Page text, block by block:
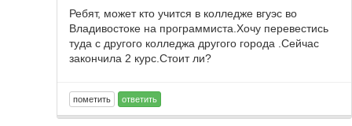
Ребят, может кто учится в колледже вгуэс во
Владивостоке на программиста.Хочу перевестись
туда с другого колледжа другого города .Сейчас
закончила 2 курс.Стоит ли?